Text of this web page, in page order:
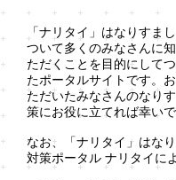
「ナリタイ」はなりすま
ついて多くのみなさんに
ただくことを目的にして
たポータルサイトです。
ただいたみなさんのなり
策にお役に立てれば幸いで
なお、「ナリタイ」はな
対策ポータル ナリタイに